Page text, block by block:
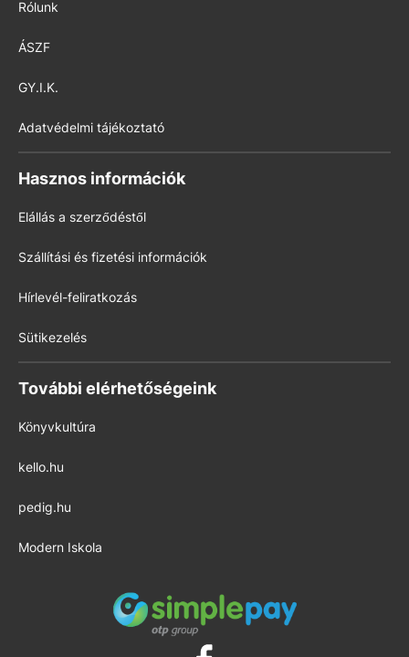
Rólunk
ÁSZF
GY.I.K.
Adatvédelmi tájékoztató
Hasznos információk
Elállás a szerződéstől
Szállítási és fizetési információk
Hírlevél-feliratkozás
Sütikezelés
További elérhetőségeink
Könyvkultúra
kello.hu
pedig.hu
Modern Iskola